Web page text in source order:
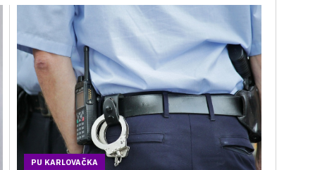
PU KARLOVAČKA